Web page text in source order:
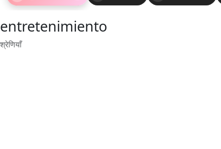
entretenimiento
श्रेणियाँ